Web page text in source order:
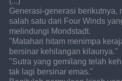
Generasi-generasi berikutnya,
salah satu dari Four Winds
melindungi Mondstadt.
"Matahari hitam menimpa
bersinar kehilangan kilaunya."
"Sutra yang gemilang telah
tak lagi bersinar emas."